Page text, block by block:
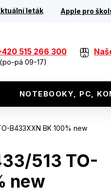
leták Apple pro
515 266 300
(po-pá 09-17)
NOTEBOOKY, PC,
B433XXN BK 100% new
513 TO-
new